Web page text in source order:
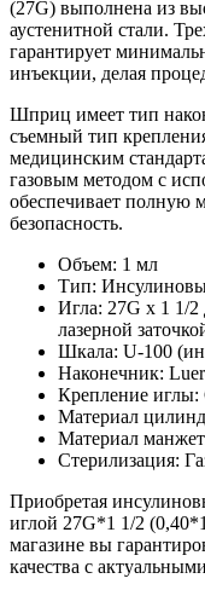
(27G) выполнена из
аустенитной стали.
гарантирует
инъекции, делая
Шприц имеет тип
съемный тип
медицинским
газовым методом с
обеспечивает полную
безопасность.
Объем: 1 мл
Тип:
Игла: 27G x 1 1/
лазерной
Шкала: U-100
Наконечник:
Крепление иглы:
Материал
Материал
Стерилизация:
Приобретая
иглой 27G*1 1/2
магазине вы
качества с